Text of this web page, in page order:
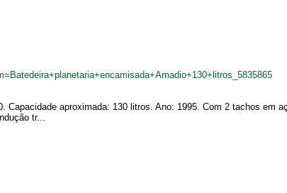
Capacidade aproximada: 130 litros. Ano: 1995. Com 2 tachos em
tr...